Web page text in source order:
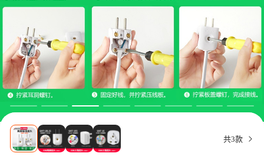
共3款